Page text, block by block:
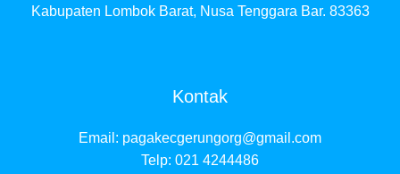
Kabupaten Lombok Barat, Nusa Tenggara Bar. 83363
Kontak
Email: pagakecgerungorg@gmail.com
Telp: 021 4244486